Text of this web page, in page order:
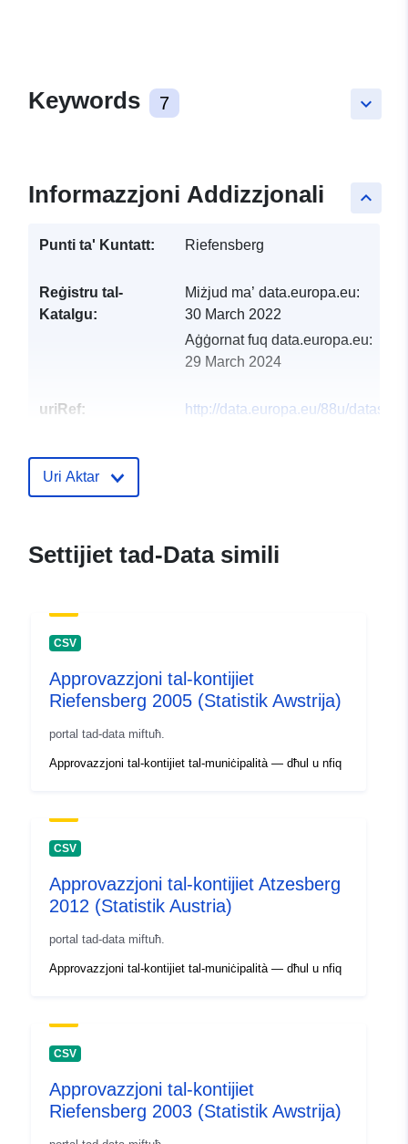
keyboard_arrow_down
Keywords 7
keyboard_arrow_up
Informazzjoni Addizzjonali
Punti ta' Kuntatt: Riefensberg
Reġistru tal-
Katalgu:
Miżjud ma’ data.europa.eu:
30 March 2022
Aġġornat fuq data.europa.eu:
29 March 2024
uriRef:
http://data.europa.eu/88u/
Uri Aktar
Settijiet tad-Data simili
CSV
Approvazzjoni tal-kontijiet
Riefensberg 2005 (Statistik Awstrija)
portal tad-data miftuħ.
Approvazzjoni tal-kontijiet tal-muniċipalità — dħul u nfiq
CSV
Approvazzjoni tal-kontijiet Atzesberg
2012 (Statistik Austria)
portal tad-data miftuħ.
Approvazzjoni tal-kontijiet tal-muniċipalità — dħul u nfiq
CSV
Approvazzjoni tal-kontijiet
Riefensberg 2003 (Statistik Awstrija)